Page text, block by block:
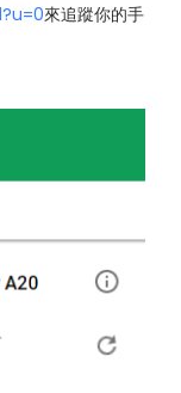
來追蹤你的手